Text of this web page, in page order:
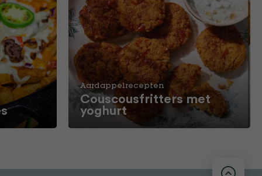
Aardappelrecepten
Couscousfritters met
yoghurt